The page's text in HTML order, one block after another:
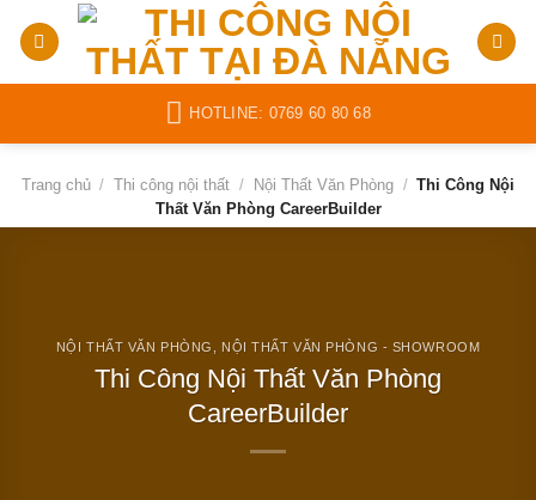
qua
HOTLINE: 0769 60 80 68
Trang chủ / Thi công nội thất / Nội Thất Văn Phòng / Thi Công Nội
Thất Văn Phòng CareerBuilder
NỘI THẤT VĂN PHÒNG NỘI THẤT VĂN PHÒNG - SHOWROOM
Thi Công Nội Thất Văn Phòng
CareerBuilder